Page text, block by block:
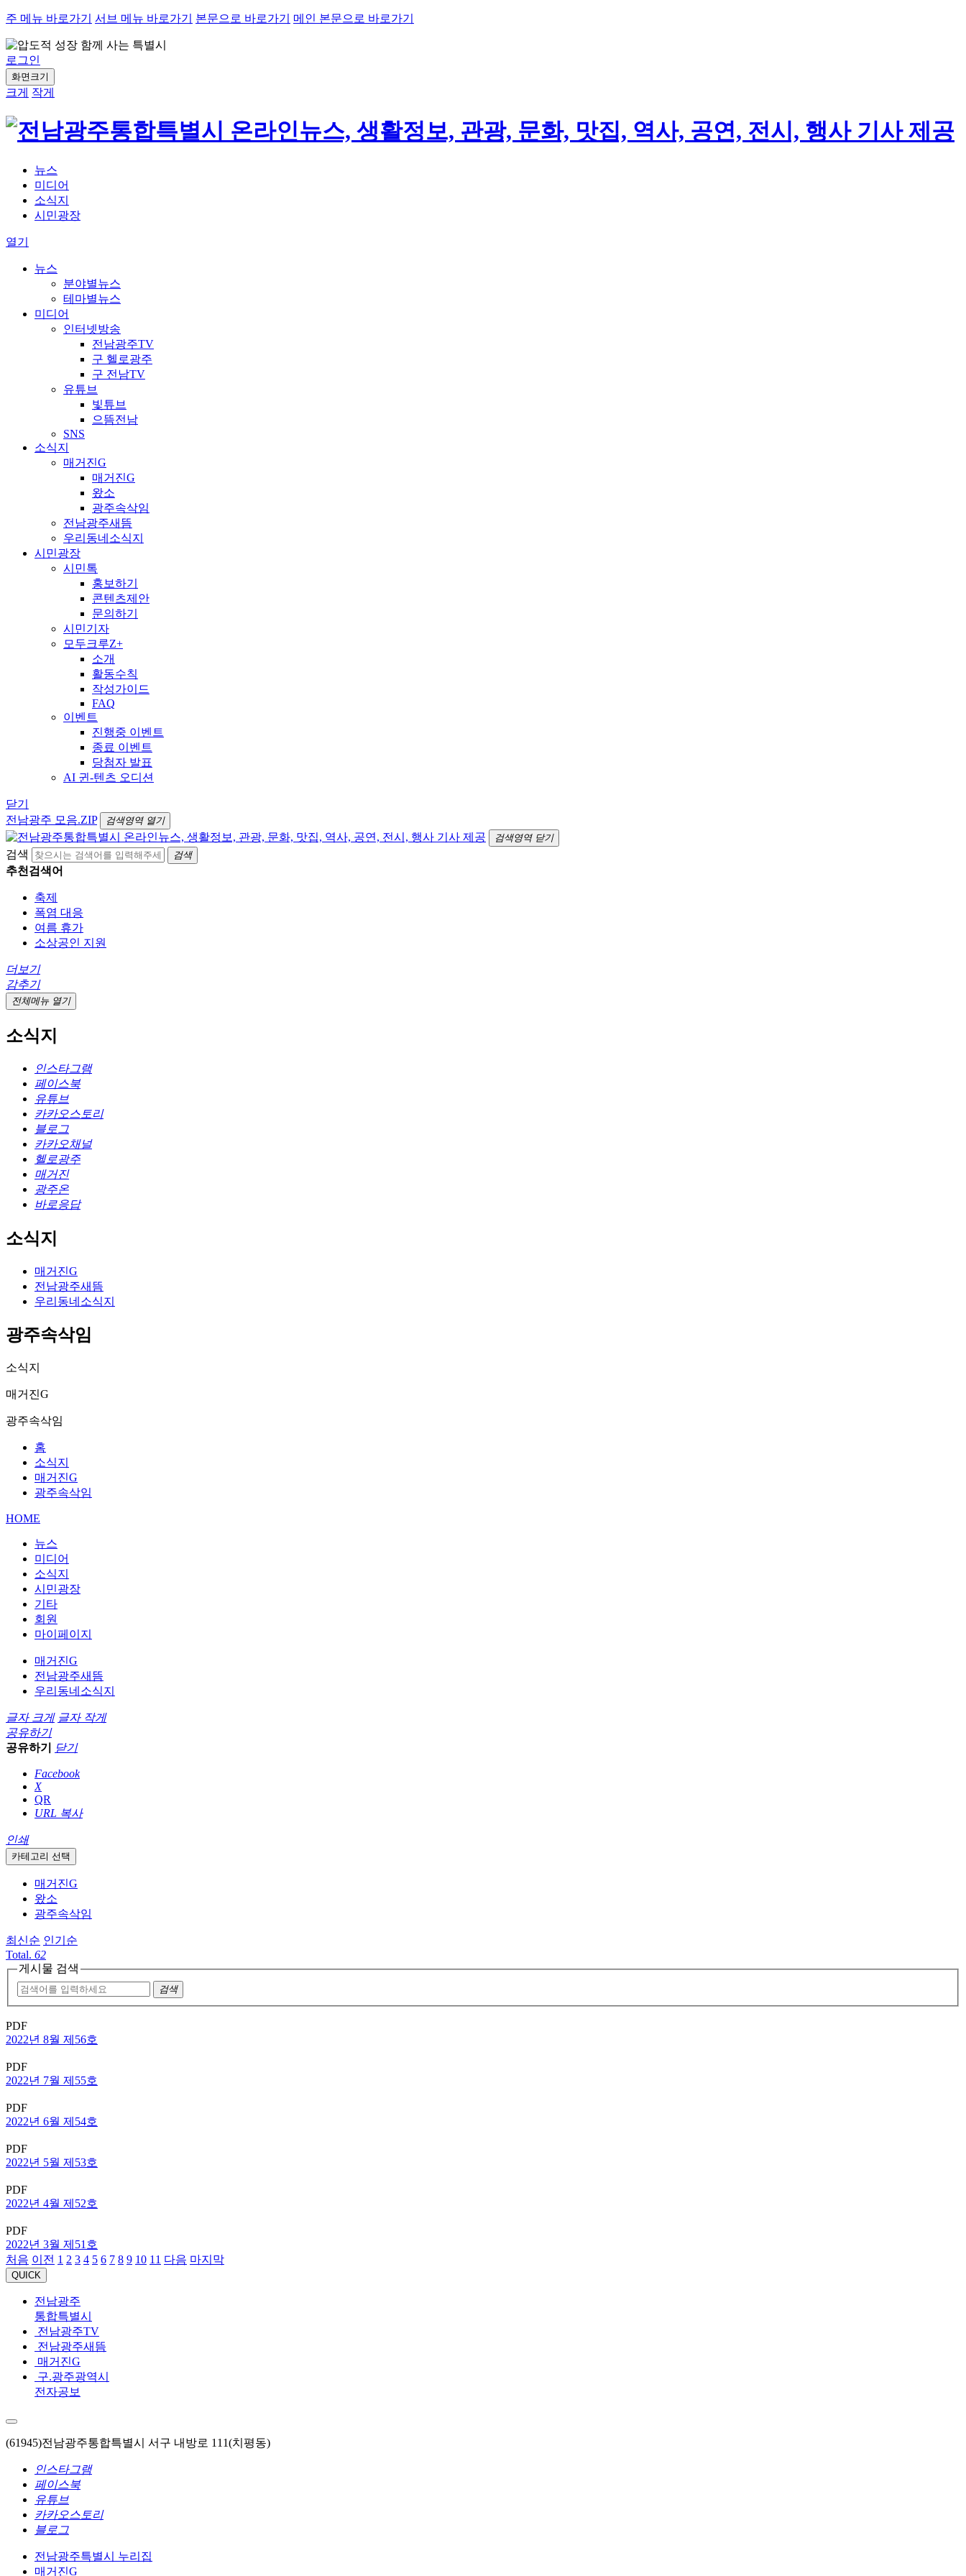
주 메뉴 바로가기 서브 메뉴 바로가기 본문으로 바로가기 메인 본문으로 바로가기
로그인
화면크기
크게 작게
뉴스
미디어
소식지
시민광장
열기
뉴스
분야별뉴스
테마별뉴스
미디어
인터넷방송
전남광주TV
구 헬로광주
구 전남TV
유튜브
빛튜브
으뜸전남
SNS
소식지
매거진G
매거진G
왔소
광주속삭임
전남광주새뜸
우리동네소식지
시민광장
시민톡
홍보하기
콘텐츠제안
문의하기
시민기자
모두크루Z+
소개
활동수칙
작성가이드
FAQ
이벤트
진행중 이벤트
종료 이벤트
당첨자 발표
AI 귄-텐츠 오디션
닫기
전남광주 모음.ZIP
검색영역 열기
검색영역 닫기
검색 검색
추천검색어
축제
폭염 대응
여름 휴가
소상공인 지원
더보기
감추기
전체메뉴 열기
소식지
인스타그램
페이스북
유튜브
카카오스토리
블로그
카카오채널
헬로광주
매거진
광주온
바로응답
소식지
매거진G
전남광주새뜸
우리동네소식지
광주속삭임
소식지
매거진G
광주속삭임
홈
소식지
매거진G
광주속삭임
HOME
뉴스
미디어
소식지
시민광장
기타
회원
마이페이지
매거진G
전남광주새뜸
우리동네소식지
글자 크게 글자 작게
공유하기
공유하기
닫기
Facebook
X
QR
URL 복사
인쇄
카테고리 선택
매거진G
왔소
광주속삭임
최신순 인기순
Total. 62
게시물 검색
검색
PDF
2022년 8월 제56호
PDF
2022년 7월 제55호
PDF
2022년 6월 제54호
PDF
2022년 5월 제53호
PDF
2022년 4월 제52호
PDF
2022년 3월 제51호
처음 이전 1 2 3 4 5 6 7 8 9 10 11 다음 마지막
QUICK
전남광주
통합특별시
전남광주TV
전남광주새뜸
매거진G
구.광주광역시
전자공보
(61945)전남광주통합특별시 서구 내방로 111(치평동)
인스타그램
페이스북
유튜브
카카오스토리
블로그
전남광주특별시 누리집
매거진G